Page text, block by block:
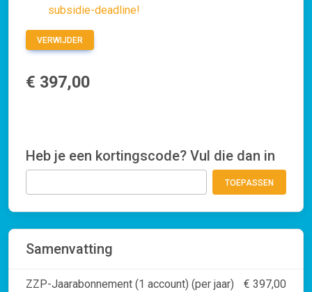
subsidie-deadline!
VERWIJDER
€ 397,00
Heb je een kortingscode? Vul die dan in
TOEPASSEN
Samenvatting
ZZP-Jaarabonnement (1 account) (per jaar) € 397,00